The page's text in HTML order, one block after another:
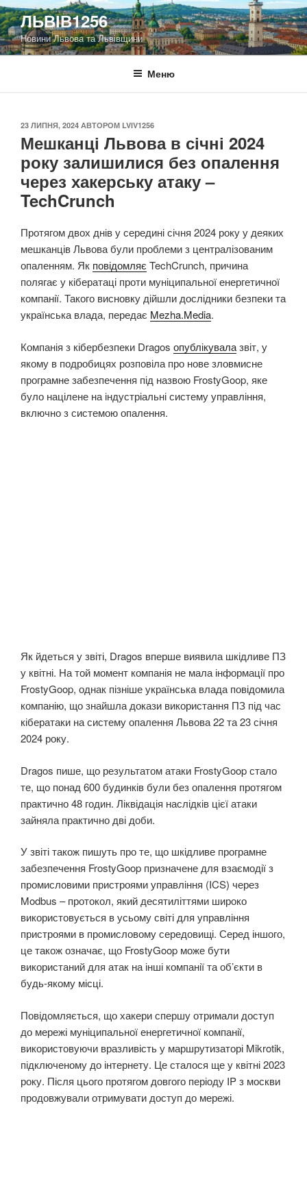
Перейти
до
вмісту
ЛЬВІВ1256
Новини Львова та Львівщини
Меню
ОПУБЛІКОВАНО
23 ЛИПНЯ, 2024 АВТОРОМ LVIV1256
Мешканці Львова в січні 2024
року залишилися без опалення
через хакерську атаку –
TechCrunch
Протягом двох днів у середині січня 2024 року у деяких
мешканців Львова були проблеми з централізованим
опаленням. Як повідомляє TechCrunch, причина
полягає у кібератаці проти муніципальної енергетичної
компанії. Такого висновку дійшли дослідники безпеки та
українська влада, передає Mezha.Media.
Компанія з кібербезпеки Dragos опублікувалазвіт, у
якому в подробицях розповіла про нове зловмисне
програмне забезпечення під назвою FrostyGoop, яке
було націлене на індустріальні систему управління,
включно з системою опалення.
Як йдеться у звіті, Dragos вперше виявила шкідливе ПЗ
у квітні. На той момент компанія не мала інформації про
FrostyGoop, однак пізніше українська влада повідомила
компанію, що знайшла докази використання ПЗ під час
кібератаки на систему опалення Львова 22 та 23 січня
2024 року.
Dragos пише, що результатом атаки FrostyGoop стало
те, що понад 600 будинків були без опалення протягом
практично 48 годин. Ліквідація наслідків цієї атаки
зайняла практично дві доби.
У звіті також пишуть про те, що шкідливе програмне
забезпечення FrostyGoop призначене для взаємодії з
промисловими пристроями управління (ICS) через
Modbus – протокол, який десятиліттями широко
використовується в усьому світі для управління
пристроями в промисловому середовищі. Серед іншого,
це також означає, що FrostyGoop може бути
використаний для атак на інші компанії та об’єкти в
будь-якому місці.
Повідомляється, що хакери спершу отримали доступ
до мережі муніципальної енергетичної компанії,
використовуючи вразливість у маршрутизаторі Mikrotik,
підключеному до інтернету. Це сталося ще у квітні 2023
року. Після цього протягом довгого періоду IP з москви
продовжували отримувати доступ до мережі.